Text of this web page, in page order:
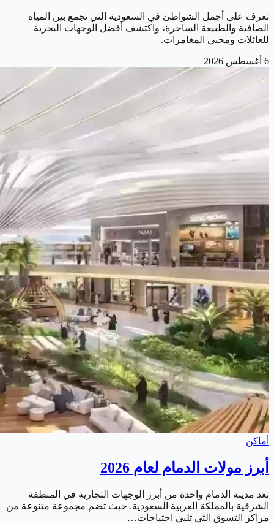
تعرف على أجمل الشواطئ في السعودية التي تجمع بين المياه
الصافية والطبيعة الساحرة، واكتشف أفضل الوجهات البحرية
للعائلات ومحبي المغامرات.
6 أغسطس 2026
أماكن
أبرز مولات الدمام لعام 2026
تعد مدينة الدمام واحدة من أبرز الوجهات التجارية في المنطقة
الشرقية بالمملكة العربية السعودية. حيث تضم مجموعة متنوعة من
مراكز التسوق التي تلبي احتياجات…